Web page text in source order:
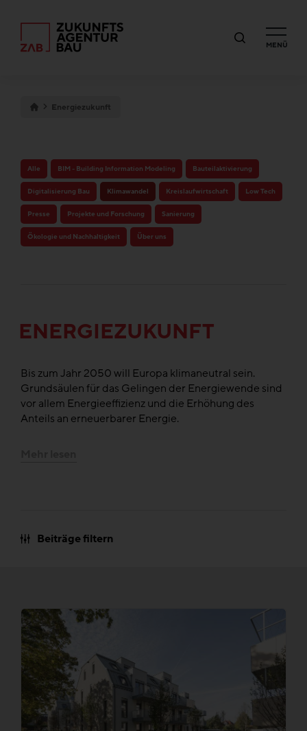
MENÜ
Energiezukunft
Alle BIM - Building Information Modeling Bauteilaktivierung
Digitalisierung Bau Klimawandel Kreislaufwirtschaft Low Tech
Presse Projekte und Forschung Sanierung
Ökologie und Nachhaltigkeit Über uns
ENERGIEZUKUNFT
Bis zum Jahr 2050 will Europa klimaneutral sein.
Grundsäulen für das Gelingen der Energiewende sind
vor allem Energieeffizienz und die Erhöhung des
Anteils an erneuerbarer Energie.
Beiträge filtern